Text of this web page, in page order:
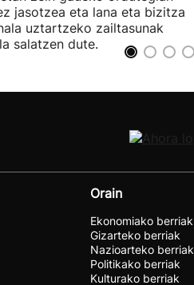
jasotzea eta lana eta bizitza
uztartzeko zailtasunak
salatzen dute.
Orain
Ekonomiako berriak
Gizarteko berriak
Nazioarteko berriak
Politikako berriak
Kulturako berriak